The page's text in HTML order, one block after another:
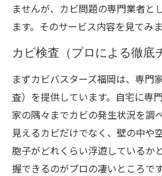
ませんが、カビ問題の専門業者と
ます。そのサービス内容を見てみま
カビ検査（プロによる徹底
まずカビバスターズ福岡は、専門
査）を提供しています。自宅に専
家の隅々までカビの発生状況を調
見えるカビだけでなく、壁の中や
胞子がどれくらい浮遊しているか
握できるのがプロの凄いところで